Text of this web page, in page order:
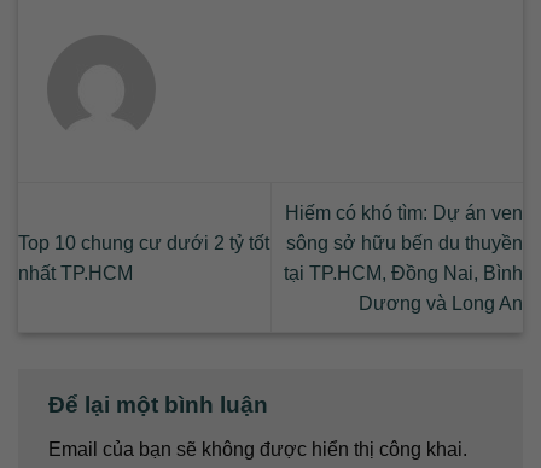
Top 10 chung cư dưới 2 tỷ tốt
nhất TP.HCM
Hiếm có khó tìm: Dự án ven
sông sở hữu bến du thuyền
tại TP.HCM, Đồng Nai, Bình
Dương và Long An
Để lại một bình luận
Email của bạn sẽ không được hiển thị công khai.